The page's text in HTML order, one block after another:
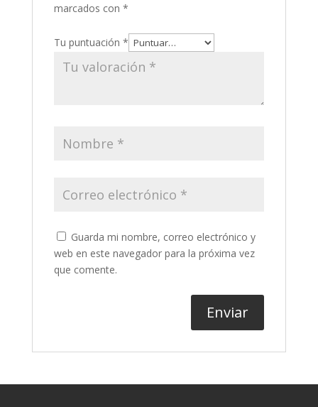
marcados con *
Tu puntuación *
Guarda mi nombre, correo electrónico y
web en este navegador para la próxima vez
que comente.